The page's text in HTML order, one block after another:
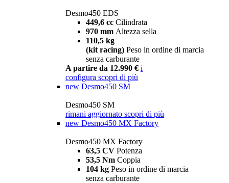
Desmo450 EDS
449,6 cc Cilindrata
970 mm Altezza sella
110,5 kg
(kit racing) Peso in ordine di marcia
senza carburante
A partire da 12.990 € i
configura scopri di più
new Desmo450 SM
Desmo450 SM
rimani aggiornato scopri di più
new Desmo450 MX Factory
Desmo450 MX Factory
63,5 CV Potenza
53,5 Nm Coppia
104 kg Peso in ordine di marcia
senza carburante